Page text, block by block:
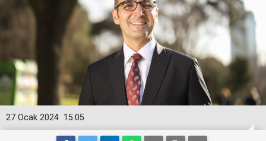
15:05
27 Ocak 2024